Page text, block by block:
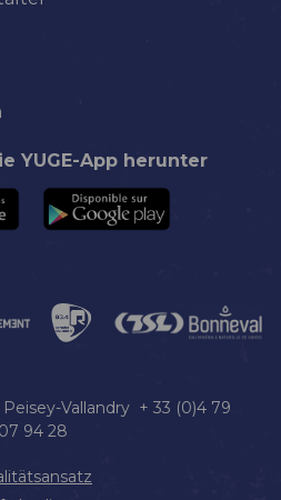
YUGE-App herunter
Vallandry + 33 (0)4 79
07 94 28